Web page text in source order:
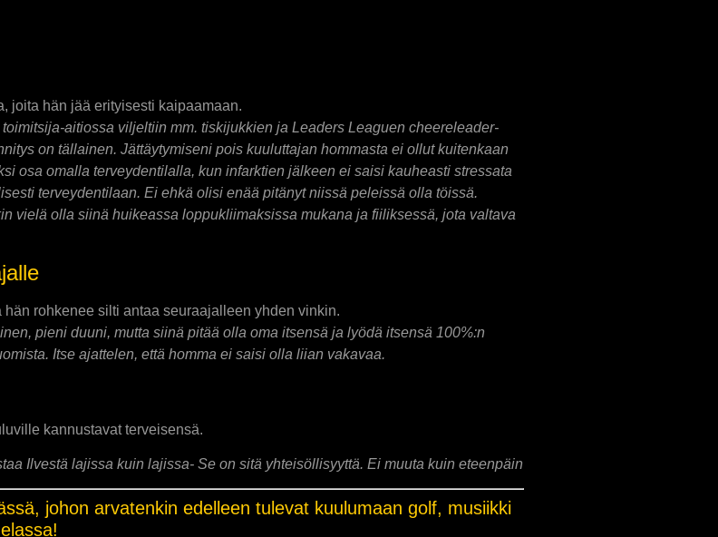
joita hän jää erityisesti kaipaamaan.
aitiossa viljeltiin mm. tiskijukkien ja Leaders Leaguen cheereleader-
on tällainen. Jättäytymiseni pois kuuluttajan hommasta ei ollut kuitenkaan
osa omalla terveydentilalla, kun infarktien jälkeen ei saisi kauheasti stressata
terveydentilaan. Ei ehkä olisi enää pitänyt niissä peleissä olla töissä.
vielä olla siinä huikeassa loppukliimaksissa mukana ja fiiliksessä, jota valtava
rohkenee silti antaa seuraajalleen yhden vinkin.
pieni duuni, mutta siinä pitää olla oma itsensä ja lyödä itsensä 100%:n
Itse ajattelen, että homma ei saisi olla liian vakavaa.
kannustavat terveisensä.
Ilvestä lajissa kuin lajissa- Se on sitä yhteisöllisyyttä. Ei muuta kuin eteenpäin
johon arvatenkin edelleen tulevat kuulumaan golf, musiikki